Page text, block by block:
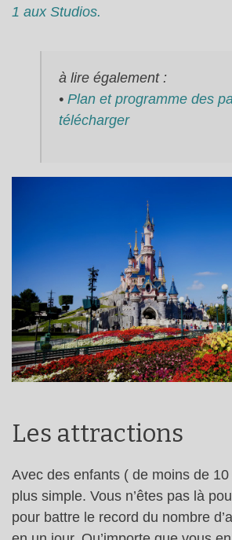
1 aux Studios.
à lire également :
• Plan et programme des
télécharger
Les attractions
Avec des enfants ( de moins de
plus simple. Vous n’êtes pas là
pour battre le record du nombre